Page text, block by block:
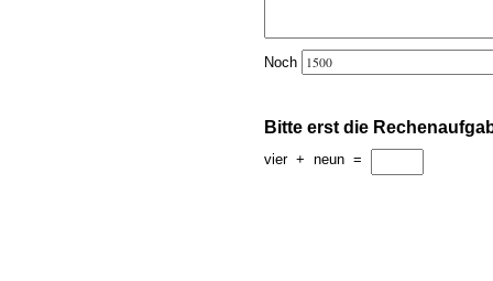
Noch
Bitte erst die
vier + neun =